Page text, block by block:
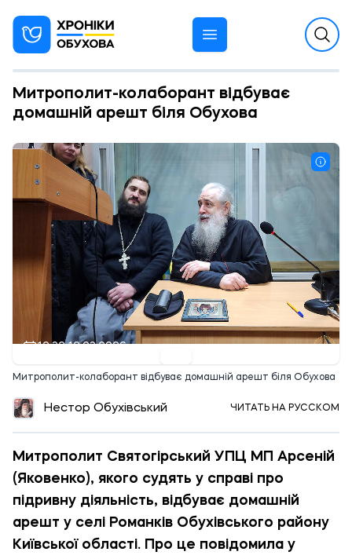
Митрополит-колаборант відбуває
домашній арешт біля Обухова
12:32 12.03.2026
Митрополит-колаборант відбуває домашній арешт біля Обухова
Нестор Обухівський ЧИТАТЬ НА РУССКОМ
Митрополит Святогірський УПЦ МП Арсеній
(Яковенко), якого судять у справі про
підривну діяльність, відбуває домашній
арешт у селі Романків Обухівського району
Київської області. Про це повідомила у